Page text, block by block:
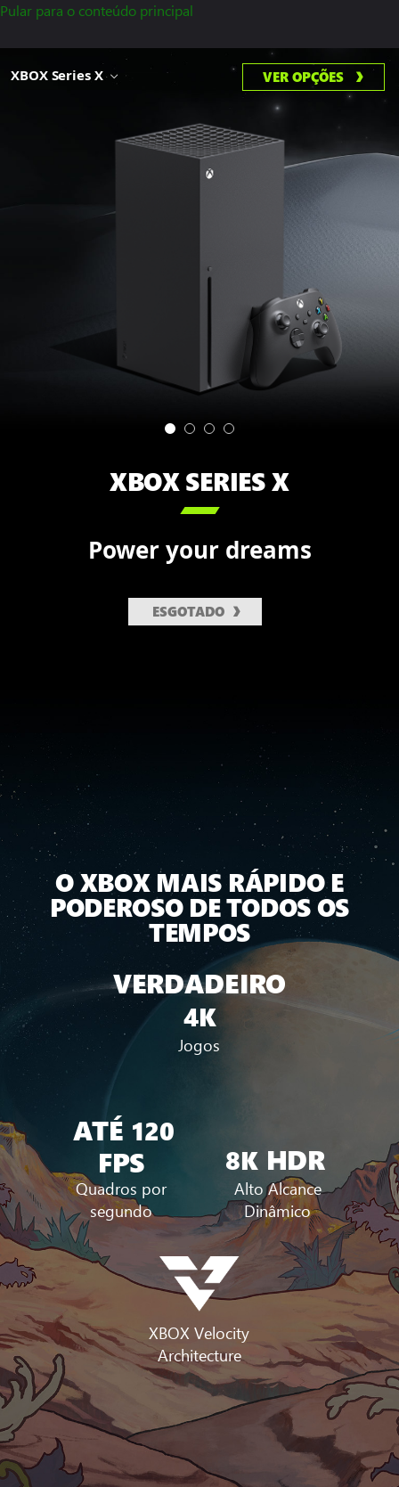
Pular para o conteúdo principal
XBOX Series X VER OPÇÕES
XBOX SERIES X

Power your dreams
ESGOTADO
O XBOX MAIS RÁPIDO E
PODEROSO DE TODOS OS
TEMPOS
VERDADEIRO
4K
Jogos
ATÉ 120
FPS
Quadros por
segundo
8K HDR
Alto Alcance
Dinâmico
XBOX Velocity
Architecture